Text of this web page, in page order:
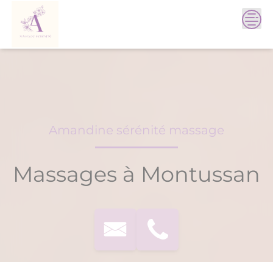
content
Amandine sérénité massage
Massages à Montussan